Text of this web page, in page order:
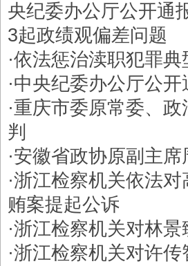
央纪委办公厅公开通
3起政绩观偏差问题
·依法惩治渎职犯罪典
·中央纪委办公厅公
·重庆市委原常委、
判
·安徽省政协原副主
·浙江检察机关依法
贿案提起公诉
·浙江检察机关对林
·浙江检察机关对许